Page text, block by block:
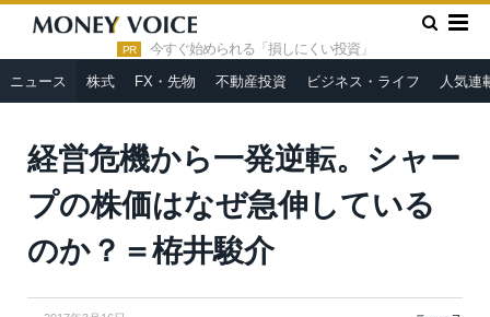
PR 今すぐ始められる「損しにくい投資」
ニュース 株式 FX・先物 不動産投資 ビジネス・ライフ 人気連
HOME » ニュース »
経営危機から一発逆転。シャープの株価は
なぜ急伸しているのか？＝栫井駿介
経営危機から一発逆転。シャー
プの株価はなぜ急伸している
のか？＝栫井駿介